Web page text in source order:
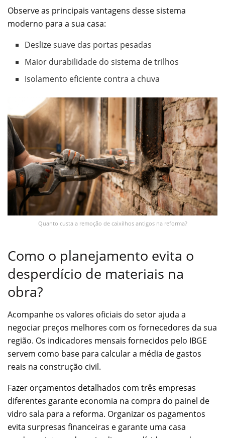
Observe as principais vantagens desse sistema
moderno para a sua casa:
Deslize suave das portas pesadas
Maior durabilidade do sistema de trilhos
Isolamento eficiente contra a chuva
Quanto custa a remoção de caixilhos antigos na reforma?
Como o planejamento evita o
desperdício de materiais na
obra?
Acompanhe os valores oficiais do setor ajuda a
negociar preços melhores com os fornecedores da sua
região. Os indicadores mensais fornecidos pelo IBGE
servem como base para calcular a média de gastos
reais na construção civil.
Fazer orçamentos detalhados com três empresas
diferentes garante economia na compra do painel de
vidro sala para a reforma. Organizar os pagamentos
evita surpresas financeiras e garante uma casa